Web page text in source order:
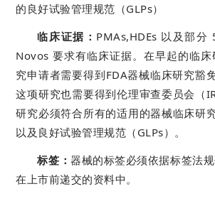
的良好试验管理规范（GLPs）
临床证据： PMAs,HDEs 以及部
Novos 要求有临床证据。在早起的临
究申请者需要得到FDA器械临床研究豁
这项研究也需要得到伦理审查委员会（
研究必须符合所有的适用的器械临床研
以及良好试验管理规范（GLPs）。
标签：器械的标签必须依据标签法
在上市前递交的资料中。